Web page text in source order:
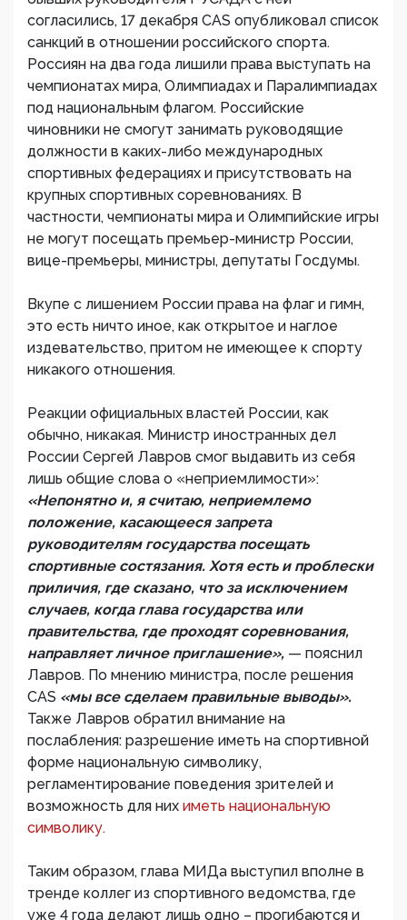
согласились, 17 декабря CAS опубликовал список
санкций в отношении российского спорта.
Россиян на два года лишили права выступать на
чемпионатах мира, Олимпиадах и Паралимпиадах
под национальным флагом. Российские
чиновники не смогут занимать руководящие
должности в каких-либо международных
спортивных федерациях и присутствовать на
крупных спортивных соревнованиях. В
частности, чемпионаты мира и Олимпийские игры
не могут посещать премьер-министр России,
вице-премьеры, министры, депутаты Госдумы.
Вкупе с лишением России права на флаг и гимн,
это есть ничто иное, как открытое и наглое
издевательство, притом не имеющее к спорту
никакого отношения.
Реакции официальных властей России, как
обычно, никакая. Министр иностранных дел
России Сергей Лавров смог выдавить из себя
лишь общие слова о «неприемлимости»:
«Непонятно и, я считаю, неприемлемо
положение, касающееся запрета
руководителям государства посещать
спортивные состязания. Хотя есть и проблески
приличия, где сказано, что за исключением
случаев, когда глава государства или
правительства, где проходят соревнования,
направляет личное приглашение», — пояснил
Лавров. По мнению министра, после решения
CAS «мы все сделаем правильные выводы».
Также Лавров обратил внимание на
послабления: разрешение иметь на спортивной
форме национальную символику,
регламентирование поведения зрителей и
возможность для них иметь национальную
символику.
Таким образом, глава МИДа выступил вполне в
тренде коллег из спортивного ведомства, где
уже 4 года делают лишь одно – прогибаются и